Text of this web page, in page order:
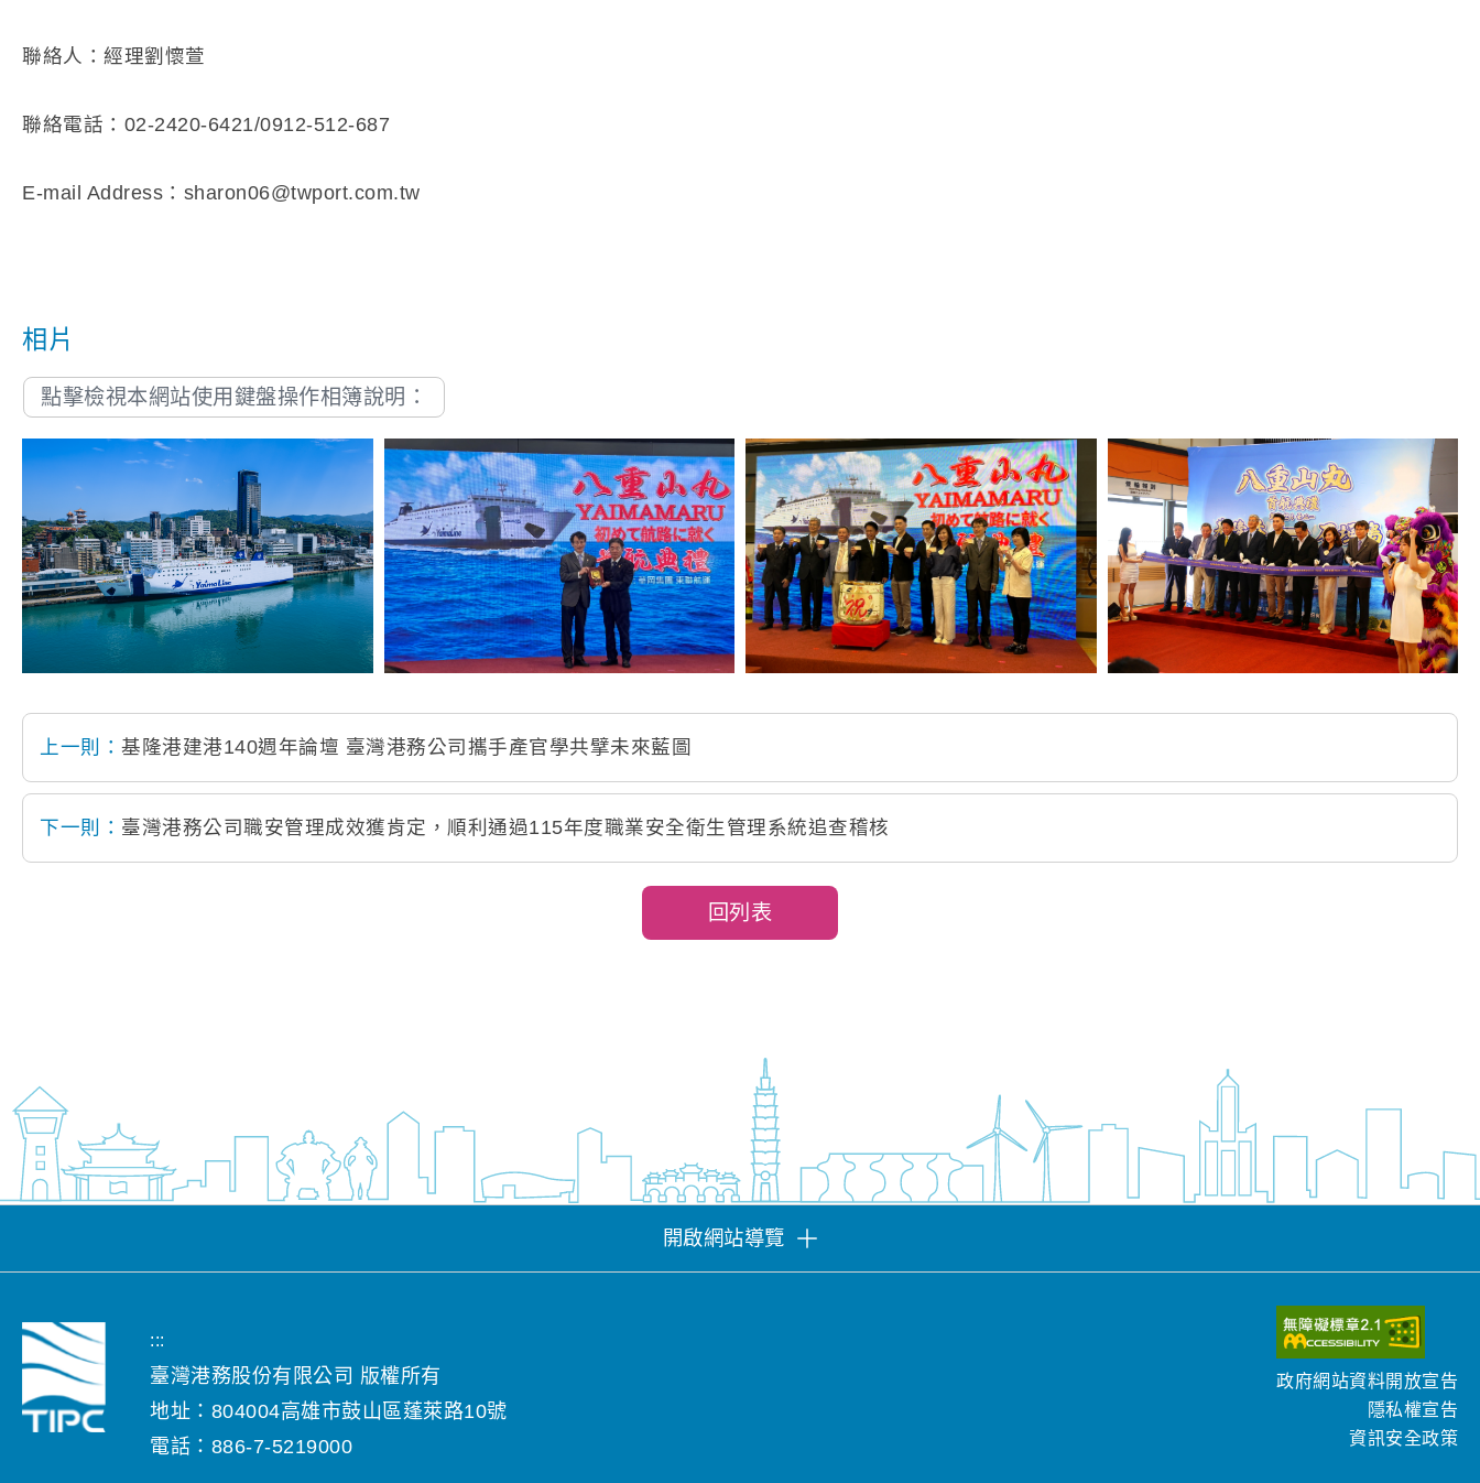
聯絡人：經理劉懷萱
聯絡電話：02-2420-6421/0912-512-687
E-mail Address：sharon06@twport.com.tw
相片
點擊檢視本網站使用鍵盤操作相簿說明：
上一則： 基隆港建港140週年論壇 臺灣港務公司攜手產官學共擘未來藍圖
下一則： 臺灣港務公司職安管理成效獲肯定，順利通過115年度職業安全衛生管理系統追查稽核
回列表
開啟網站導覽
:::
臺灣港務股份有限公司 版權所有
地址：804004高雄市鼓山區蓬萊路10號
電話：886-7-5219000
政府網站資料開放宣告
隱私權宣告
資訊安全政策